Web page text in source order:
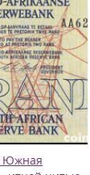
Южная